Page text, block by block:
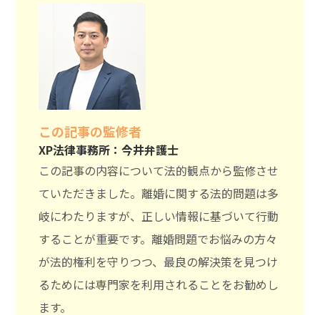
この記事の監修者
XP法律事務所：今井弁護士
この記事の内容について法的観点から監修させ
ていただきました。離婚に関する法的問題は多
岐にわたりますが、正しい情報に基づいて行動
することが重要です。離婚問題でお悩みの方々
が法的権利を守りつつ、最良の解決策を見つけ
るためには専門家を利用されることをお勧めし
ます。